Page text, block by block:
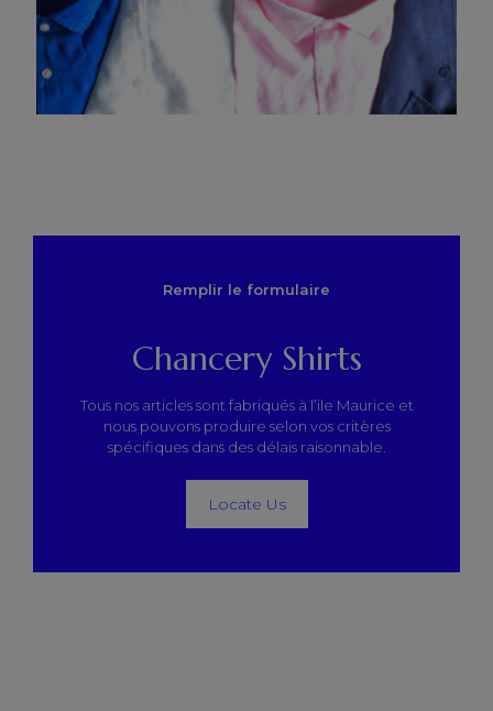
Remplir le formulaire
Chancery Shirts
Tous nos articles sont fabriqués à l’ile Maurice et
nous pouvons produire selon vos critères
spécifiques dans des délais raisonnable.
Locate Us